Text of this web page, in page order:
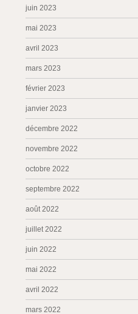
juin 2023
mai 2023
avril 2023
mars 2023
février 2023
janvier 2023
décembre 2022
novembre 2022
octobre 2022
septembre 2022
août 2022
juillet 2022
juin 2022
mai 2022
avril 2022
mars 2022